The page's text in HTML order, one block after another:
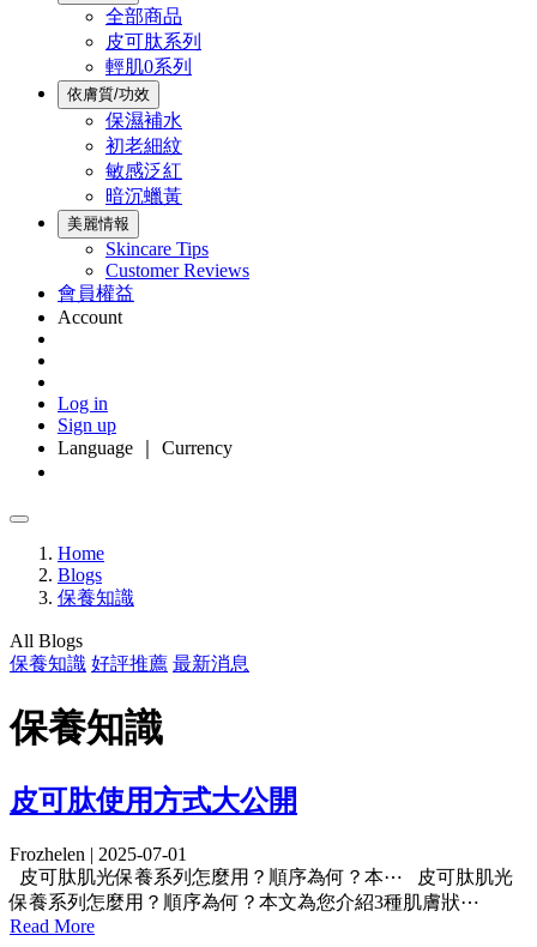
全部商品
皮可肽系列
輕肌0系列
依膚質/功效
保濕補水
初老細紋
敏感泛紅
暗沉蠟黃
美麗情報
Skincare Tips
Customer Reviews
會員權益
Account
Log in
Sign up
Language ｜ Currency
Home
Blogs
保養知識
All Blogs
保養知識 好評推薦 最新消息
保養知識
皮可肽使用方式大公開
Frozhelen | 2025-07-01
皮可肽肌光保養系列怎麼用？順序為何？本⋯
皮可肽肌光
保養系列怎麼用？順序為何？本文為您介紹3種肌膚狀⋯
Read More